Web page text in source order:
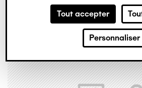
Tout accepter
Personnaliser